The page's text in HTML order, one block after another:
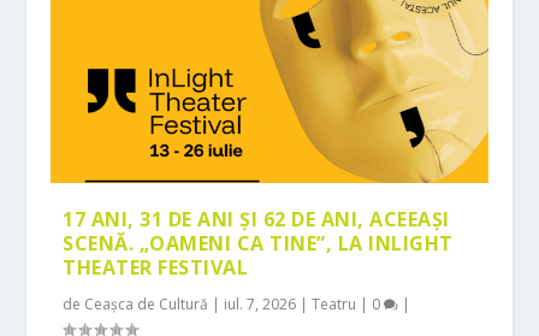
17 ANI, 31 DE ANI ȘI 62 DE ANI, ACEEAȘI
SCENĂ. „OAMENI CA TINE”, LA INLIGHT
THEATER FESTIVAL
de Ceașca de Cultură | iul. 7, 2026 |Teatru | 0 |